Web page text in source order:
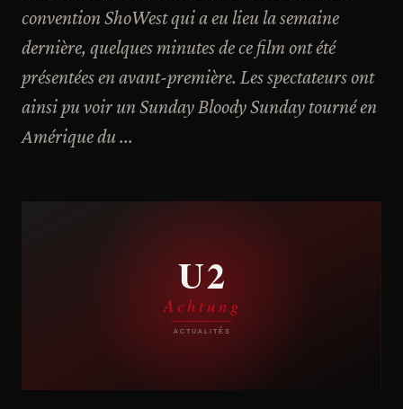
convention ShoWest qui a eu lieu la semaine
dernière, quelques minutes de ce film ont été
présentées en avant-première. Les spectateurs ont
ainsi pu voir un Sunday Bloody Sunday tourné en
Amérique du ...